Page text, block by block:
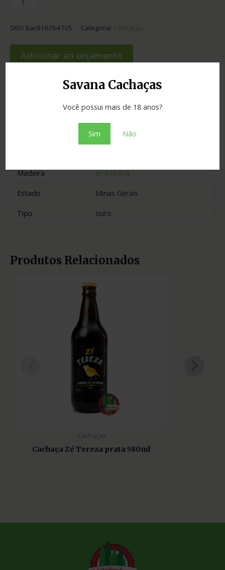
Savana Cachaças
Você possui mais de 18 anos?
Sim Não
SKU: bac9162b47c5 Categoria: Cachaças
Adicionar ao orçamento
Informação adicional
41.00
Madeira
amburana
Estado
Minas Gerais
Tipo
ouro
Produtos Relacionados
Cachaças
Cachaça Zé Tereza prata 580ml